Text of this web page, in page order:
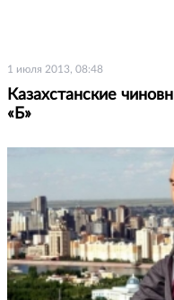
1 июля 2013, 08:48
Казахстанские
«Б»